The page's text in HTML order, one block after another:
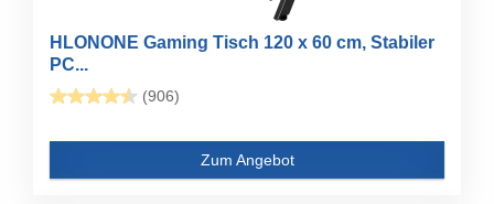
HLONONE Gaming Tisch 120 x 60 cm, Stabiler
PC...
(906)
Zum Angebot